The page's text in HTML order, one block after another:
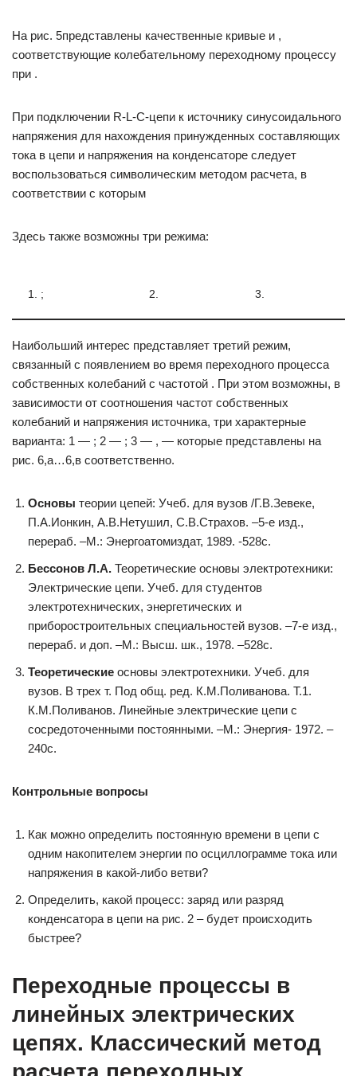
На рис. 5представлены качественные кривые и ,
соответствующие колебательному переходному процессу
при .
При подключении R-L-C-цепи к источнику синусоидального
напряжения для нахождения принужденных составляющих
тока в цепи и напряжения на конденсаторе следует
воспользоваться символическим методом расчета, в
соответствии с которым
Здесь также возможны три режима:
1. ; 2. 3.
Наибольший интерес представляет третий режим,
связанный с появлением во время переходного процесса
собственных колебаний с частотой . При этом возможны, в
зависимости от соотношения частот собственных
колебаний и напряжения источника, три характерные
варианта: 1 — ; 2 — ; 3 — , — которые представлены на
рис. 6,а…6,в соответственно.
Основы теории цепей: Учеб. для вузов /Г.В.Зевеке,
П.А.Ионкин, А.В.Нетушил, С.В.Страхов. –5-е изд.,
перераб. –М.: Энергоатомиздат, 1989. -528с.
Бессонов Л.А. Теоретические основы электротехники:
Электрические цепи. Учеб. для студентов
электротехнических, энергетических и
приборостроительных специальностей вузов. –7-е изд.,
перераб. и доп. –М.: Высш. шк., 1978. –528с.
Теоретические основы электротехники. Учеб. для
вузов. В трех т. Под общ. ред. К.М.Поливанова. Т.1.
К.М.Поливанов. Линейные электрические цепи с
сосредоточенными постоянными. –М.: Энергия- 1972. –
240с.
Контрольные вопросы
Как можно определить постоянную времени в цепи с
одним накопителем энергии по осциллограмме тока или
напряжения в какой-либо ветви?
Определить, какой процесс: заряд или разряд
конденсатора в цепи на рис. 2 – будет происходить
быстрее?
Переходные процессы в
линейных электрических
цепях. Классический метод